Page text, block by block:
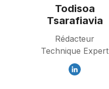
Todisoa
Tsarafiavia
Rédacteur
Technique Expert